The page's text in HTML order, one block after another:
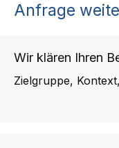
Anfrage
Wir klären Ihren
Zielgruppe,